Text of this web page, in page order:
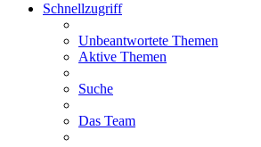
Schnellzugriff
Unbeantwortete Themen
Aktive Themen
Suche
Das Team